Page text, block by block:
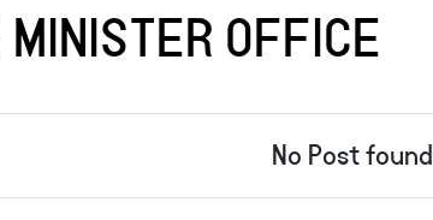
OFFICE
No Post found